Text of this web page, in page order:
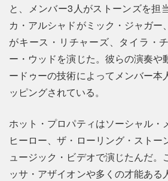
と、メンバー3人がストーンズを担
カ・アルシャドがミック・ジャガー
がキース・リチャーズ、タイラ・
ー・ウッドを演じた。彼らの演奏や
ードゥーの技術によってメンバー本
ッピングされている。
ホット・プロパティはソーシャル・
ヒーロー、ザ・ローリング・ストー
ュージック・ビデオで演じたんだ。
ッサ・アザイオンや多くの才能ある